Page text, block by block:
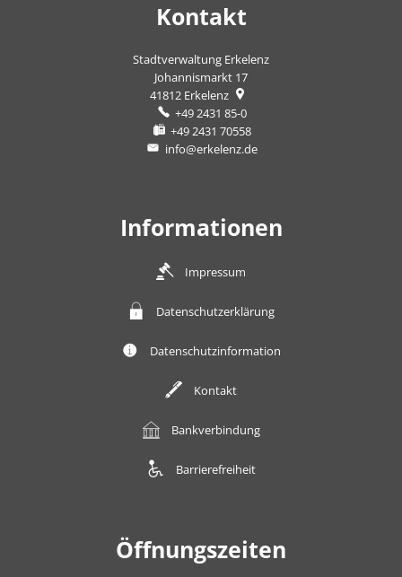
Kontakt
Stadtverwaltung Erkelenz
Johannismarkt 17
41812 Erkelenz
+49 2431 85-0
+49 2431 70558
info@erkelenz.de
Informationen
Impressum
Datenschutzerklärung
Datenschutzinformation
Kontakt
Bankverbindung
Barrierefreiheit
Öffnungszeiten